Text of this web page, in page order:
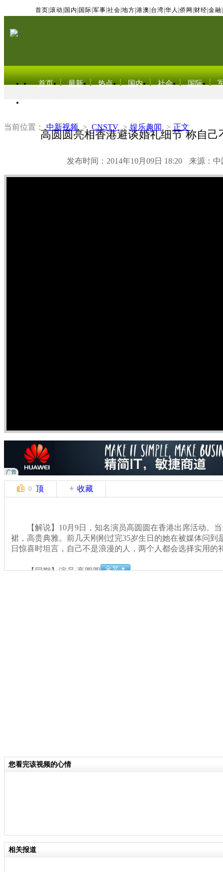
首页 滚动 国内 国际 军事 社会 地方 港澳 台湾 华人 侨网 财经 金融
首页 最新 热点 国内 社会 国际
当前位置： 中新视频 > CNSTV > 娱乐趣闻 > 正文
高圆圆亮相香港避谈婚礼细节 称自己
发布时间：2014年10月09日 18:20 来源：中
0 顶 收藏
【解说】10月9日，知名演员高圆圆在香港出席活动。当
裙，高贵典雅。前几天刚刚过完35岁生日的她在被媒体问到
日惊喜时坦言，自己不是浪漫的人，两个人都会选择实用的
【同期】演员 高圆圆
您看完该视频的心情
相关报道